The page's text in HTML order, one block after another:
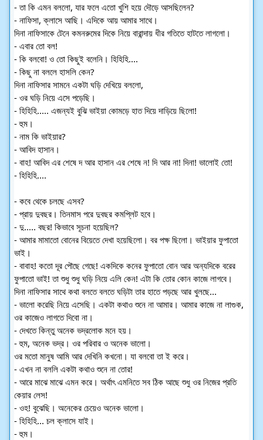
- তা কি এমন বললো, যার ফলে এতো খুশি হয়ে দৌড়ে আসছিলেন?
- নাফিসা, ক্লাসে আছি। এদিকে আয় আমার সাথে।
দিনা নাফিসাকে টেনে কমনরুমের দিকে নিয়ে বারান্দায় ধীর গতিতে হাটতে লাগলো।
- এবার তো বল!
- কি বলবো! ও তো কিছুই বলেনি। হিহিহি....
- কিছু না বললে হাসলি কেন?
দিনা নাফিসার সামনে একটা ঘড়ি দেখিয়ে বললো,
- ওর ঘড়ি নিয়ে এসে পড়েছি।
- হিহিহি..... এজন্যই বুঝি ভাইয়া কোমড়ে হাত দিয়ে দাড়িয়ে ছিলো!
- হুম।
- নাম কি ভাইয়ার?
- আবিদ হাসান।
- বাহ! আবিদ এর শেষে দ আর হাসান এর শেষে ন! দি আর না! দিনা! ভালোই তো!
- হিহিহি....
- কবে থেকে চলছে এসব?
- প্রায় দুবছর। তিনমাস পরে দুবছর কমপ্লিট হবে।
- দু..... বছর! কিভাবে সূচনা হয়েছিল?
- আমার মামাতো বোনের বিয়েতে দেখা হয়েছিলো। বর পক্ষ ছিলো। ভাইয়ার ফুপাতো
ভাই।
- বাবাহ! কতো দূর পৌছে গেছে! একদিকে কনের ফুপাতো বোন আর অন্যদিকে বরের
ফুপাতো ভাই! তা শুধু শুধু ঘড়ি নিয়ে এলি কেন! এটা কি তোর কোন কাজে লাগবে।
দিনা নাফিসার সাথে কথা বলতে বলতে ঘড়িটা তার হাতে পড়ছে আর খুলছে...
- ভালো করেছি নিয়ে এসেছি। একটা কথাও শুনে না আমার। আমার কাজে না লাগুক,
ওর কাজেও লাগতে দিবো না।
- দেখতে কিন্তু অনেক ভদ্রলোক মনে হয়।
- হুম, অনেক ভদ্র। ওর পরিবার ও অনেক ভালো।
ওর মতো মানুষ আমি আর দেখিনি কখনো। যা বলবো তা ই করে।
- এখন না বললি একটা কথাও শুনে না তোর!
- আরে মাঝে মাঝে এমন করে। অর্থাৎ এমনিতে সব ঠিক আছে শুধু ওর নিজের প্রতি
কেয়ার লেস!
- ওহ! বুঝেছি। অনেকের চেয়েও অনেক ভালো।
- হিহিহি... চল ক্লাসে যাই।
- হুম।